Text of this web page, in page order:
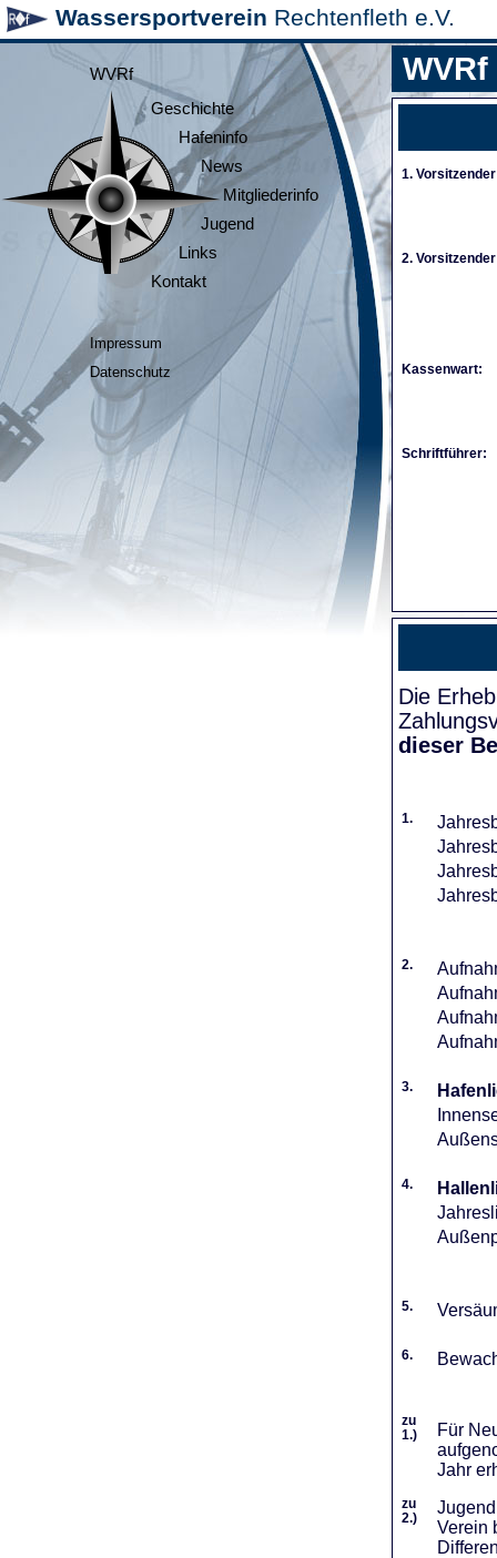
Wassersportverein Rechtenfleth e.V.
WVRf
Geschichte
Hafeninfo
News
Mitgliederinfo
Jugend
Links
Kontakt
Impressum
Datenschutz
WVRf
1.
2.
Kassenwart:
Schriftführer:
Die
dieser
1.
2.
3.
4.
5.
6.
zu
1.)
Für
Jahr
zu
2.)
Verein